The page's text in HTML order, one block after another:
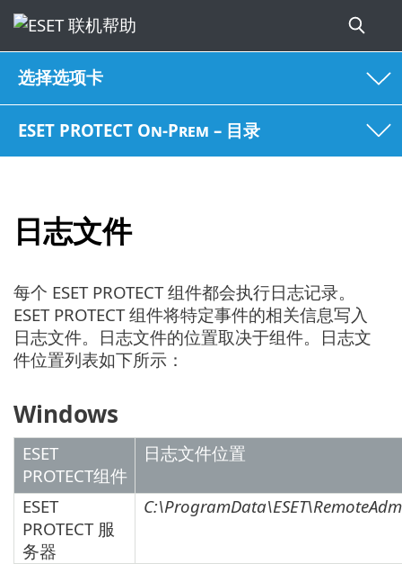
选择选项卡
ESET PROTECT On-Prem – 目录
日志文件
每个 ESET PROTECT 组件都会执行日志记录。
ESET PROTECT 组件将特定事件的相关信息写入
日志文件。日志文件的位置取决于组件。日志文
件位置列表如下所示：
Windows
ESET
PROTECT组件
日志文件位置
ESET
PROTECT 服
务器